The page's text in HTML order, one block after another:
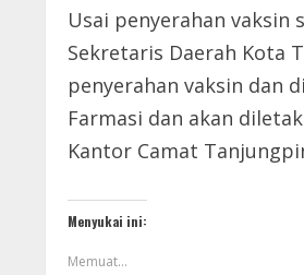
Usai penyerahan vaksin
Sekretaris Daerah Kota
penyerahan vaksin dan
Farmasi dan akan
Kantor Camat
Menyukai ini:
Memuat...